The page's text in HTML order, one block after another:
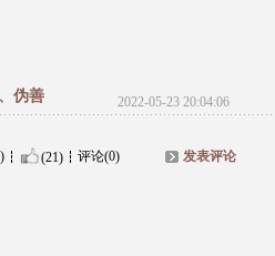
伪善 2022-05-23 20:04:06
(21) 评论(0) 发表评论